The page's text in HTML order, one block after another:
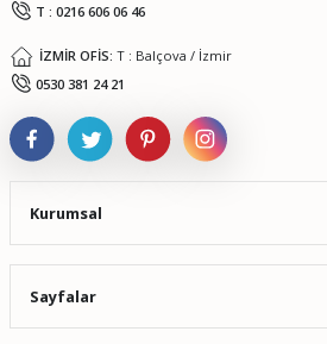
T : 0216 606 06 46
İZMİR OFİS: T : Balçova / İzmir
0530 381 24 21
Kurumsal
Sayfalar